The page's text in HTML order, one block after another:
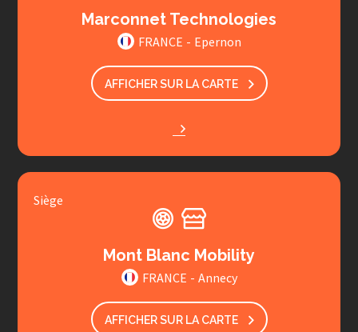
Marconnet Technologies
FRANCE - Epernon
AFFICHER SUR LA CARTE
Siège
Mont Blanc Mobility
FRANCE - Annecy
AFFICHER SUR LA CARTE